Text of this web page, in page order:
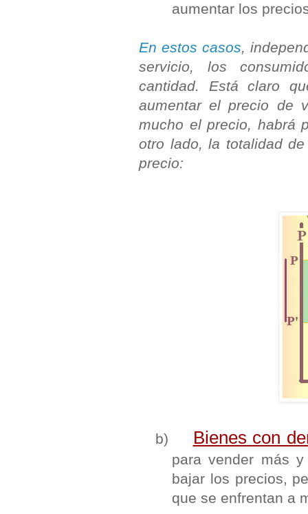
aumentar los
En estos casos,
servicio, los
cantidad. Está claro
aumentar el precio de
mucho el precio, habrá
otro lado, la totalidad
precio:
b) Bienes con
para vender más
bajar los precios,
que se enfrentan a